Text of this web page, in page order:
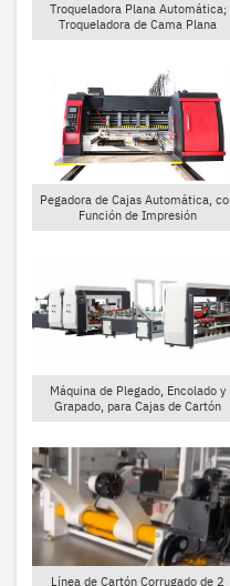
Troqueladora Plana Automática;
Troqueladora de Cama Plana
Pegadora de Cajas Automática,
Función de Impresión
Máquina de Plegado, Encolado y
Grapado, para Cajas de Cartón
Línea de Cartón Corrugado de 2